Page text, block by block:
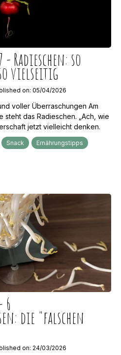
Radieschen: so
vielseitig
on: 05/04/2026
voller Überraschungen Am
steht das Radieschen. „Ach, wie
jetzt vielleicht denken.
Snack
Ernährungstipps
6
die "falschen
on: 24/03/2026